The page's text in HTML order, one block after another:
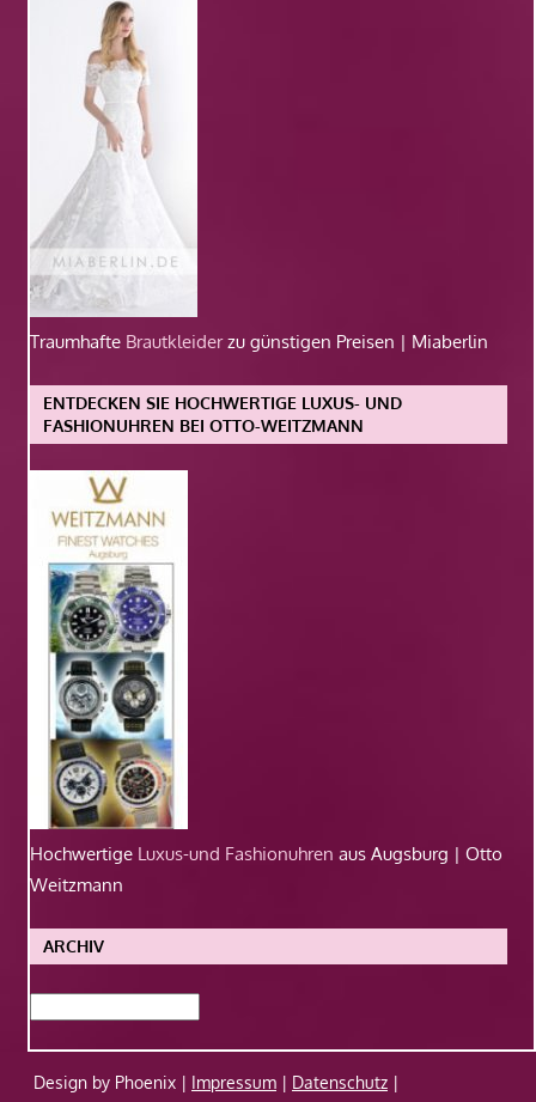
Traumhafte Brautkleiderzu günstigen Preisen | Miaberlin
ENTDECKEN SIE HOCHWERTIGE LUXUS- UND
FASHIONUHREN BEI OTTO-WEITZMANN
Hochwertige Luxus-und Fashionuhren aus Augsburg | Otto
Weitzmann
ARCHIV
Design by Phoenix | Impressum | Datenschutz |